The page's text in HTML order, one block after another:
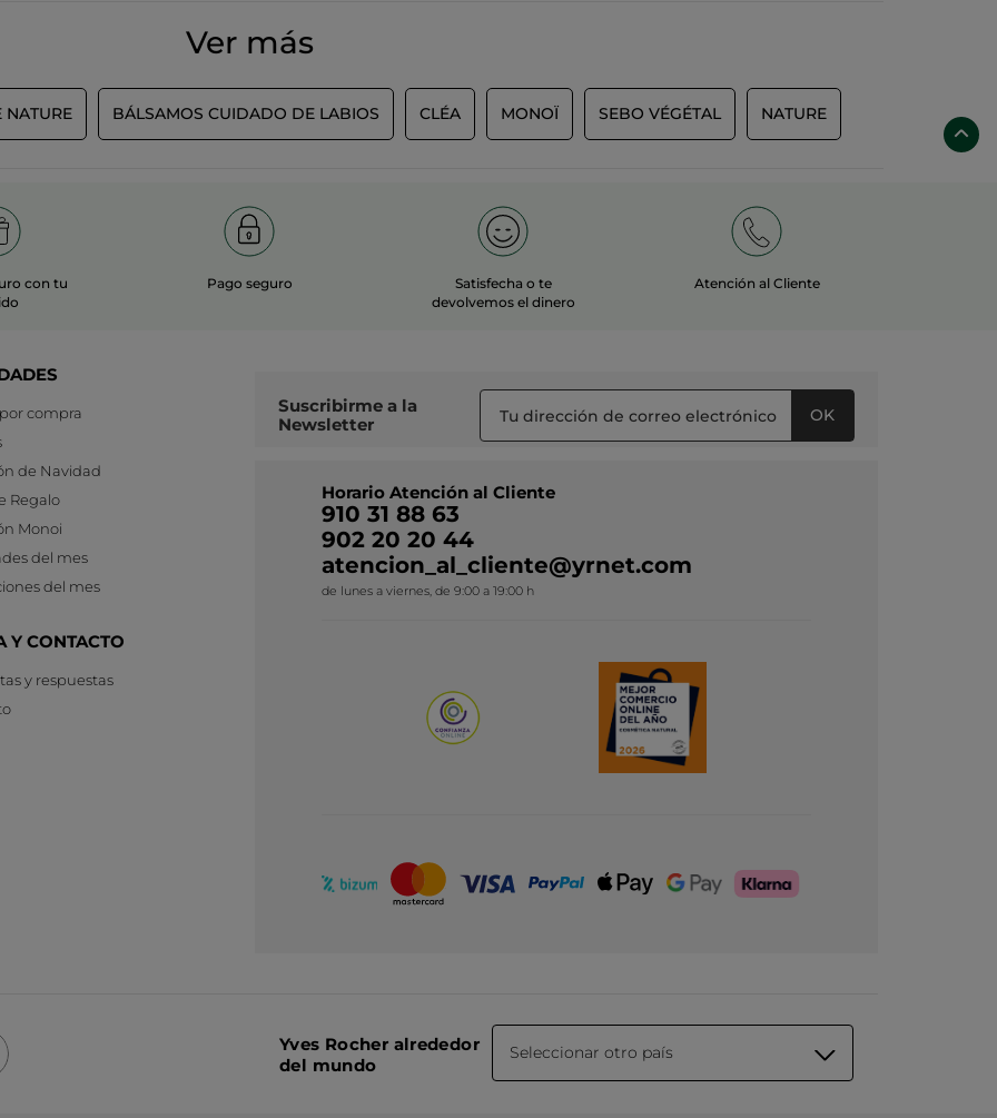
Ver más
NATURE BÁLSAMOS CUIDADO DE LABIOS CLÉA MONOÏ SEBO VÉGÉTAL NATURE
con tu
Pago seguro
Satisfecha o te
devolvemos el dinero
Atención al Cliente
compra
de Navidad
Regalo
Monoi
del mes
del mes
Y CONTACTO
y respuestas
Suscribirme a la
Newsletter
OK
Horario Atención al Cliente
910 31 88 63
902 20 20 44
atencion_al_cliente@yrnet.com
de lunes a viernes, de 9:00 a 19:00 h
Yves Rocher alrededor
del mundo
Seleccionar otro país